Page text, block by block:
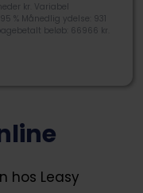
kr. Variabel
% Månedlig ydelse: 931
beløb: 66966 kr.
hos Leasy